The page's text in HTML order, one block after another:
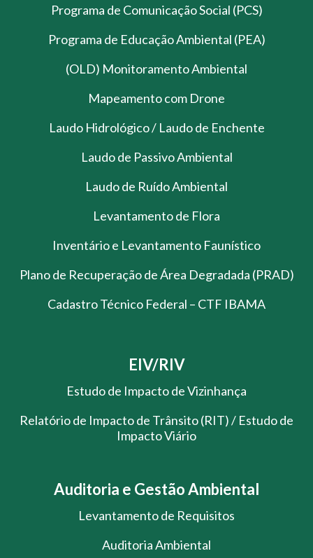
Programa de Comunicação Social (PCS)
Programa de Educação Ambiental (PEA)
(OLD) Monitoramento Ambiental
Mapeamento com Drone
Laudo Hidrológico / Laudo de Enchente
Laudo de Passivo Ambiental
Laudo de Ruído Ambiental
Levantamento de Flora
Inventário e Levantamento Faunístico
Plano de Recuperação de Área Degradada (PRAD)
Cadastro Técnico Federal – CTF IBAMA
EIV/RIV
Estudo de Impacto de Vizinhança
Relatório de Impacto de Trânsito (RIT) / Estudo de
Impacto Viário
Auditoria e Gestão Ambiental
Levantamento de Requisitos
Auditoria Ambiental